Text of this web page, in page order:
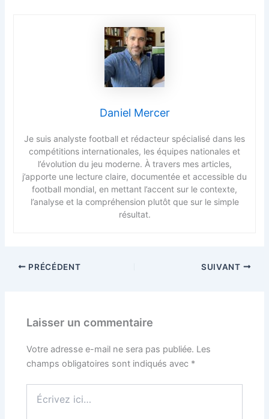
Daniel Mercer
Je suis analyste football et rédacteur spécialisé dans les
compétitions internationales, les équipes nationales et
l’évolution du jeu moderne. À travers mes articles,
j’apporte une lecture claire, documentée et accessible du
football mondial, en mettant l’accent sur le contexte,
l’analyse et la compréhension plutôt que sur le simple
résultat.
PRÉCÉDENT SUIVANT
Laisser un commentaire
Votre adresse e-mail ne sera pas publiée. Les
champs obligatoires sont indiqués avec *
ici…